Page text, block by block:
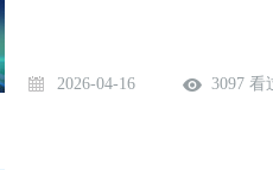
2026-04-16 3097 看